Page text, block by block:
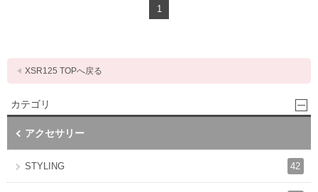
1
XSR125 TOPへ戻る
カテゴリ
アクセサリー
STYLING 42